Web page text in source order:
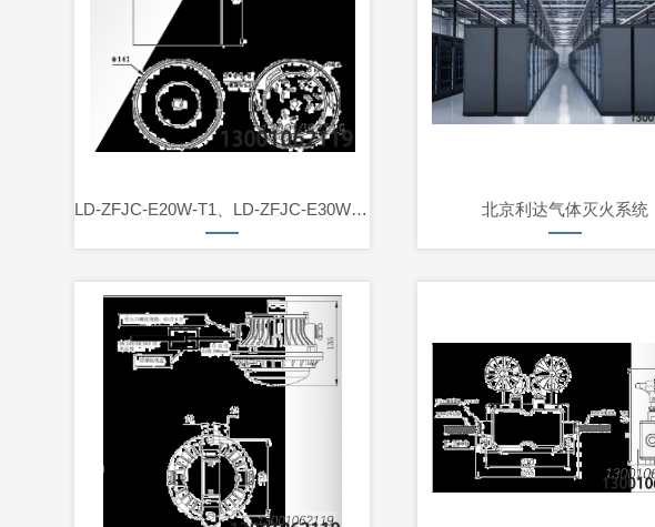
LD-ZFJC-E20W-T1、LD-ZFJC-E30W-T2、LD-ZFJC-E40W-T3 北京利达气体灭火系统